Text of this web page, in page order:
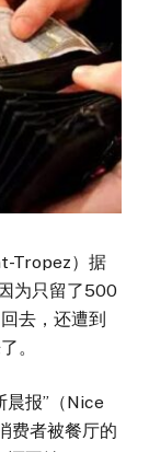
Tropez）据
为只留了500
去，还遭到
。
报”（Nice
费者被餐厅的